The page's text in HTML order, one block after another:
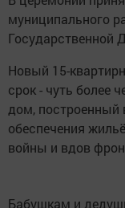
муниципального
Государственной
Новый 15-
срок - чуть более
дом, построенный
обеспечения
войны и вдов
Бабушкам и